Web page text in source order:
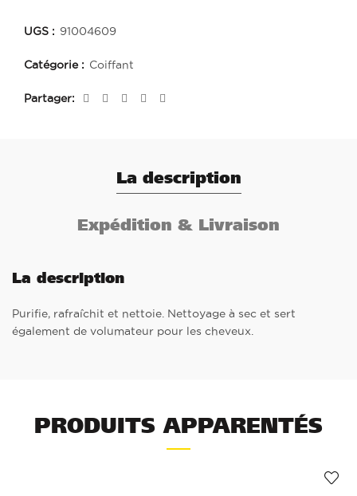
UGS : 91004609
Catégorie : Coiffant
Partager
La description
Expédition & Livraison
La description
Purifie, rafraîchit et nettoie. Nettoyage à sec et sert
également de volumateur pour les cheveux.
PRODUITS APPARENTÉS